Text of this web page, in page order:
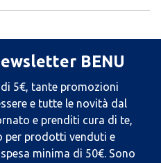
BENU
5€, tante promozioni
e tutte le novità dal
e prenditi cura di te,
per prodotti venduti e
minima di 50€. Sono